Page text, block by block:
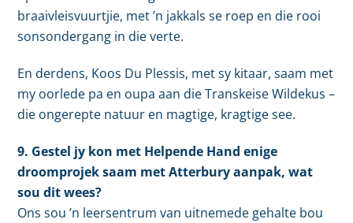
braaivleisvuurtjie, met ’n jakkals se roep en die rooi
sonsondergang in die verte.
En derdens, Koos Du Plessis, met sy kitaar, saam met
my oorlede pa en oupa aan die Transkeise Wildekus –
die ongerepte natuur en magtige, kragtige see.
9. Gestel jy kon met Helpende Hand enige
droomprojek saam met Atterbury aanpak, wat
sou dit wees?
Ons sou ’n leersentrum van uitnemede gehalte bou